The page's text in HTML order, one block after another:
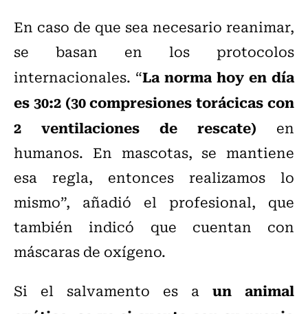
En caso de que sea necesario reanimar,
se basan en los protocolos
internacionales. “La norma hoy en día
es 30:2 (30 compresiones torácicas con
2 ventilaciones de rescate) en
humanos. En mascotas, se mantiene
esa regla, entonces realizamos lo
mismo”, añadió el profesional, que
también indicó que cuentan con
máscaras de oxígeno.
Si el salvamento es a un animal